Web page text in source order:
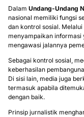
Dalam Undang-Undang
nasional memiliki fungsi
dan kontrol sosial.
menyampaikan informasi
mengawasi jalannya
Sebagai kontrol sosial,
keberhasilan
Di sisi lain, media juga
termasuk apabila
dengan baik.
Prinsip jurnalistik